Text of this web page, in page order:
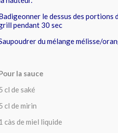
le dessus des portions
pendant 30 sec
du mélange mélisse/
la sauce
cl de saké
cl de mirin
càs de miel liquide